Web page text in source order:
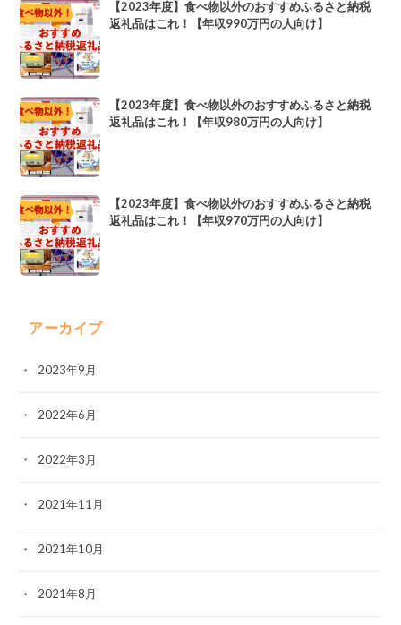
【2023年度】食べ物以外のおすすめふるさと納税
返礼品はこれ！【年収990万円の人向け】
【2023年度】食べ物以外のおすすめふるさと納税
返礼品はこれ！【年収980万円の人向け】
【2023年度】食べ物以外のおすすめふるさと納税
返礼品はこれ！【年収970万円の人向け】
アーカイブ
2023年9月
2022年6月
2022年3月
2021年11月
2021年10月
2021年8月